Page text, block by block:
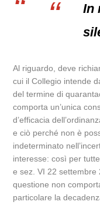
In
Al riguardo, deve
cui il Collegio intende
del termine di
comporta un’unica
d’efficacia
e ciò perché non è
indeterminato
interesse: così per
e sez. VI 22 settembre
questione non
particolare la